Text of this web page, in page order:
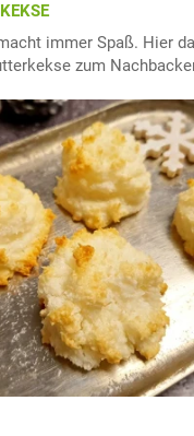
immer Spaß. Hier
zum